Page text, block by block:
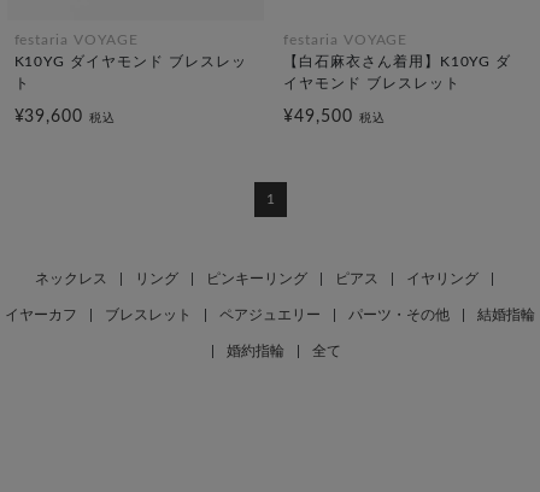
festaria VOYAGE
K10YG ダイヤモンド ブレスレッ
ト
¥39,600税込
festaria VOYAGE
【白石麻衣さん着用】K10YG ダ
イヤモンド ブレスレット
¥49,500 税込
1
ネックレス リング ピンキーリング ピアス イヤリング
イヤーカフ ブレスレット ペアジュエリー パーツ・その他 結婚指輪
婚約指輪 全て